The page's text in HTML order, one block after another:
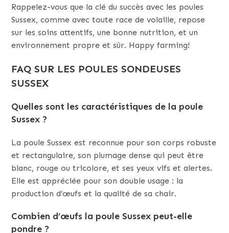
Rappelez-vous que la clé du succès avec les poules
Sussex, comme avec toute race de volaille, repose
sur les soins attentifs, une bonne nutrition, et un
environnement propre et sûr. Happy farming!
FAQ SUR LES POULES SONDEUSES
SUSSEX
Quelles sont les caractéristiques de la poule
Sussex ?
La poule Sussex est reconnue pour son corps robuste
et rectangulaire, son plumage dense qui peut être
blanc, rouge ou tricolore, et ses yeux vifs et alertes.
Elle est appréciée pour son double usage : la
production d’œufs et la qualité de sa chair.
Combien d’œufs la poule Sussex peut-elle
pondre ?